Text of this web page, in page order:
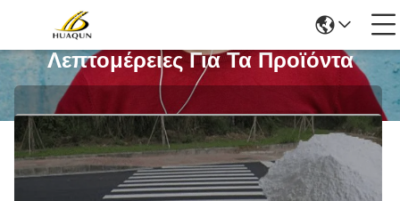
Λεπτομέρειες Για Τα Προϊόντα